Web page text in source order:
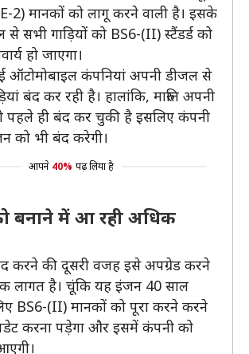
2) मानकों को लागू करने वाली है। इसके
सभी गाड़ियों को BS6-(II) स्टैंडर्ड को
हो जाएगा।
कंपनियां अपनी डीजल से
बंद कर रही है। हालांकि, मारुति अपनी
पहले ही बंद कर चुकी है इसलिए कंपनी
को भी बंद करेगी।
आपने 40% पढ़ लिया है
बनाने में आ रही अधिक
करने की दूसरी वजह इसे अपग्रेड करने
लागत है। चूंकि यह इंजन 40 साल
BS6-(II) मानकों को पूरा करने करने
करना पड़ेगा और इसमें कंपनी को